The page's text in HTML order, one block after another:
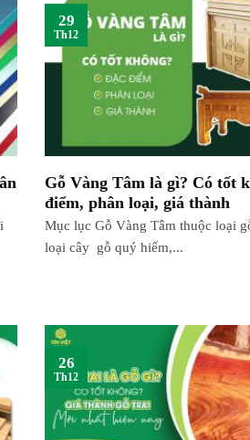
Gỗ Vàng Tâm là gì? Có tốt
điểm, phân loại, giá thành
Mục lục Gỗ Vàng Tâm thuộc loại
loại cây gỗ quý hiếm,...
29
Th12
26
Th12